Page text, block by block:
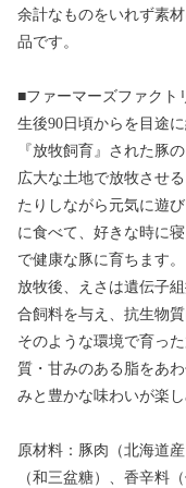
余計なものをいれず素
品です。
■ファーマーズファクト
生後90日頃からを目途
『放牧飼育』された豚の
広大な土地で放牧させ
たりしながら元気に遊
に食べて、好きな時に
で健康な豚に育ちます。
放牧後、えさは遺伝子
合飼料を与え、抗生物
そのような環境で育っ
質・甘みのある脂をあ
みと豊かな味わいが楽し
原材料：豚肉（北海道
（和三盆糖）、香辛料